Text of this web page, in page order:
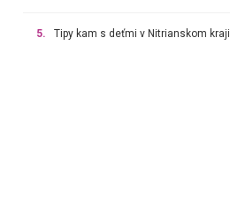
5. Tipy kam s deťmi v Nitrianskom kraji